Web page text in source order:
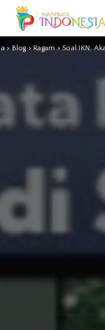
>Blog>Ragam>Soal IKN, Akademisi Peringati